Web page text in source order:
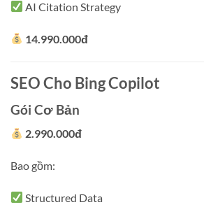
AI Citation Strategy
14.990.000đ
SEO Cho Bing Copilot
Gói Cơ Bản
2.990.000đ
Bao gồm:
Structured Data